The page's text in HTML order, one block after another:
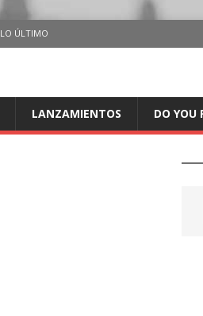
LO ÚLTIMO
LANZAMIENTOS DO YOU